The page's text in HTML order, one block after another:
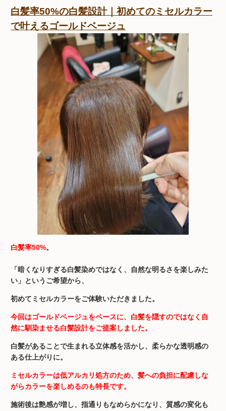
白髪率50%の白髪設計｜初めてのミセルカラー
で叶えるゴールドベージュ
白髪率50%。
「暗くなりすぎる白髪染めではなく、自然な明るさを楽しみた
い」というご希望から、
初めてミセルカラーをご体験いただきました。
今回はゴールドベージュをベースに、白髪を隠すのではなく自
然に馴染ませる白髪設計をご提案しました。
白髪があることで生まれる立体感を活かし、柔らかな透明感の
ある仕上がりに。
ミセルカラーは低アルカリ処方のため、髪への負担に配慮しな
がらカラーを楽しめるのも特長です。
施術後は艶感が増し、指通りもなめらかになり、質感の変化も